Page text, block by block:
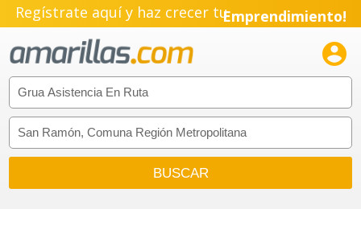
Regístrate aquí y haz crecer tuEmprendimiento!
